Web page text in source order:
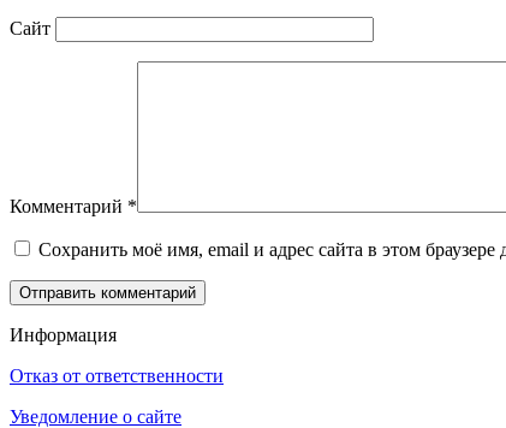
Сайт
Комментарий *
Сохранить моё имя, email и адрес сайта в этом
Информация
Отказ от ответственности
Уведомление о сайте